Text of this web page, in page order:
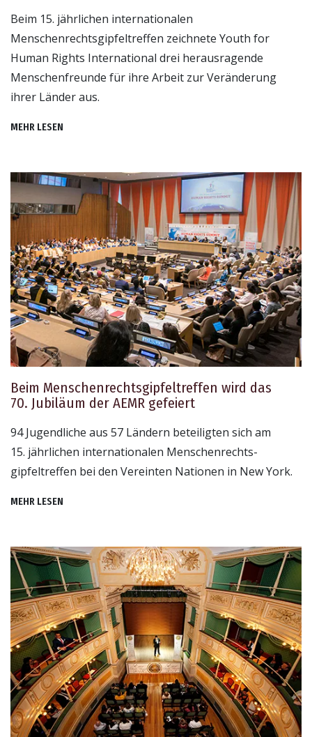
Beim 15. jährlichen internationalen
Menschenrechtsgipfeltreffen zeichnete Youth for
Human Rights International drei herausragende
Menschenfreunde für ihre Arbeit zur Veränderung
ihrer Länder aus.
MEHR LESEN
Beim Menschenrechts­gipfeltreffen wird das
70. Jubiläum der AEMR gefeiert
94 Jugendliche aus 57 Ländern beteiligten sich am
15. jährlichen internationalen Menschenrechts­
gipfeltreffen bei den Vereinten Nationen in New York.
MEHR LESEN